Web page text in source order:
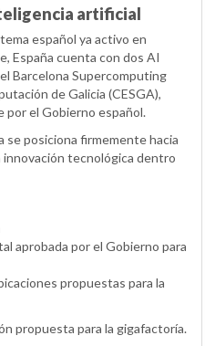
artificial
español ya activo en
España cuenta con dos AI
Barcelona Supercomputing
de Galicia (CESGA),
por el Gobierno español.
se posiciona firmemente hacia
tecnológica dentro
aprobada por el Gobierno para
propuestas para la
propuesta para la gigafactoría.